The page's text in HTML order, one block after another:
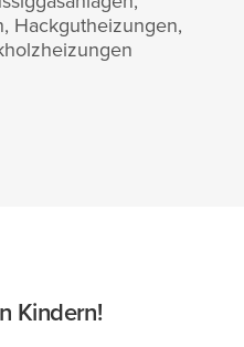
Hackgutheizungen,
Kindern!